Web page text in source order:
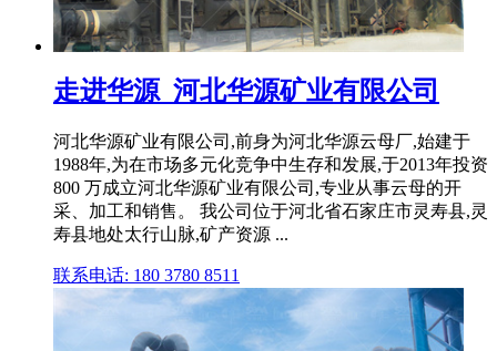
走进华源_河北华源矿业有限公司
河北华源矿业有限公司,前身为河北华源云母厂,始建于
1988年,为在市场多元化竞争中生存和发展,于2013年投资
800 万成立河北华源矿业有限公司,专业从事云母的开
采、加工和销售。 我公司位于河北省石家庄市灵寿县,灵
寿县地处太行山脉,矿产资源 ...
联系电话: 180 3780 8511